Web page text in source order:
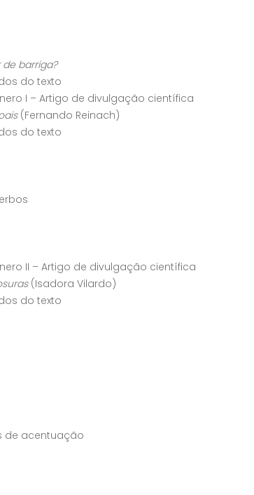
barriga?
do texto
I – Artigo de divulgação científica
(Fernando Reinach)
do texto
II – Artigo de divulgação científica
(Isadora Vilardo)
do texto
de acentuação